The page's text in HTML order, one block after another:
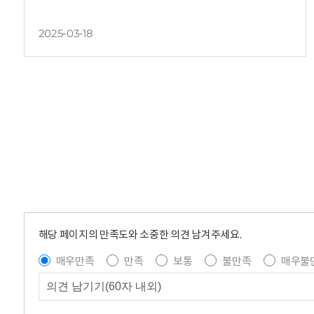
2025-03-18
해당 페이지의 만족도와 소중한 의견 남겨주세요.
매우만족
만족 보통 불만족
매우불